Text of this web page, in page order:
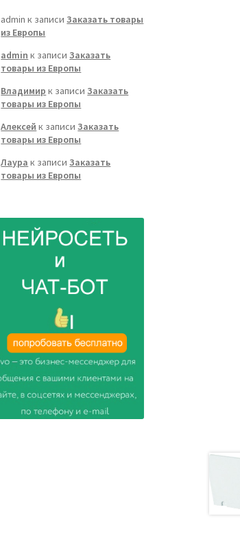
admin к записиЗаказать товары
из Европы
admin к записиЗаказать
товары из Европы
Владимир к записиЗаказать
товары из Европы
Алексей к записиЗаказать
товары из Европы
Лаура к записиЗаказать
товары из Европы